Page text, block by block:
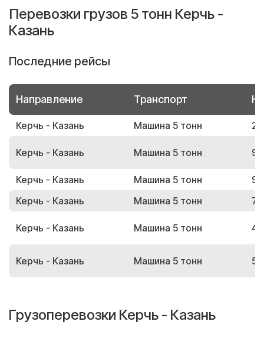
Перевозки грузов 5 тонн Керчь -
Казань
Последние рейсы
Направление Транспорт
Керчь - Казань Машина 5 тонн
Керчь - Казань Машина 5 тонн
Керчь - Казань Машина 5 тонн
Керчь - Казань
Машина 5 тонн
Керчь - Казань Машина 5 тонн
Керчь - Казань Машина 5 тонн
Грузоперевозки Керчь - Казань